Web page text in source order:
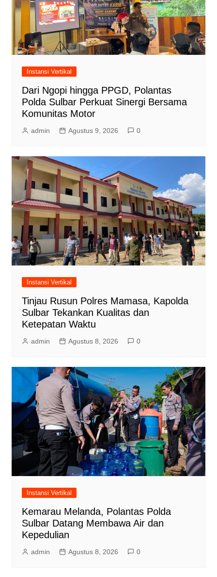
Instansi Vertikal
Dari Ngopi hingga PPGD, Polantas
Polda Sulbar Perkuat Sinergi Bersama
Komunitas Motor
admin Agustus 9, 2026 0
Instansi Vertikal
Tinjau Rusun Polres Mamasa, Kapolda
Sulbar Tekankan Kualitas dan
Ketepatan Waktu
admin Agustus 8, 2026 0
Instansi Vertikal
Kemarau Melanda, Polantas Polda
Sulbar Datang Membawa Air dan
Kepedulian
admin Agustus 8, 2026 0